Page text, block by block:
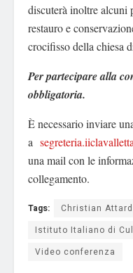
discuterà inoltre alcuni
restauro e
crocifisso della chiesa
Per partecipare alla
obbligatoria.
È necessario inviare
a
una mail con le
collegamento.
Tags: Christian Attard
Istituto Italiano di
Video conferenza